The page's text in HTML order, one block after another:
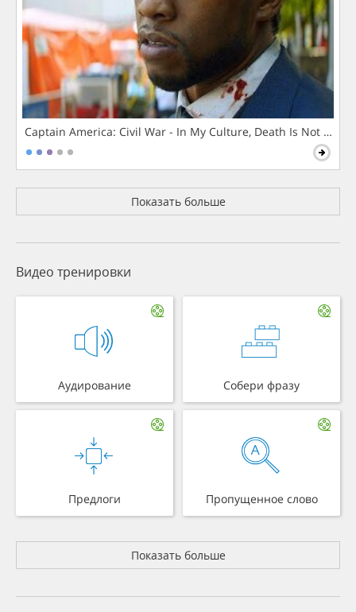
Captain America: Civil War - In My Culture, Death Is Not The
Показать больше
Видео тренировки
Аудирование Собери фразу
Предлоги Пропущенное слово
Показать больше